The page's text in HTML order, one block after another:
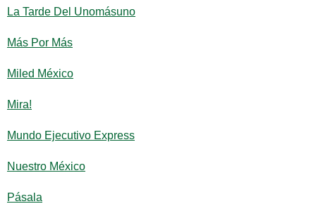
La Tarde Del Unomásuno
Más Por Más
Miled México
Mira!
Mundo Ejecutivo Express
Nuestro México
Pásala